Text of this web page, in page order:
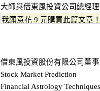
大師與借東風投資公司總經
借東風投資股份有限公司董
Stock Market Prediction
Financial Astrology Techniques